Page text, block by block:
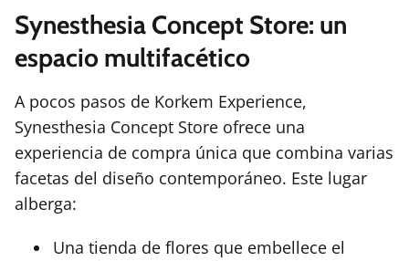
Synesthesia Concept Store: un
espacio multifacético
A pocos pasos de Korkem Experience,
Synesthesia Concept Store ofrece una
experiencia de compra única que combina varias
facetas del diseño contemporáneo. Este lugar
alberga:
Una tienda de flores que embellece el